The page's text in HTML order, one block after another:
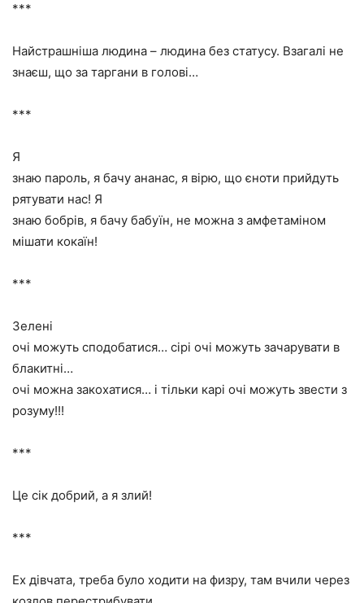
***
Найстрашніша людина – людина без статусу. Взагалі не
знаєш, що за таргани в голові…
***
Я
знаю пароль, я бачу ананас, я вірю, що єноти прийдуть
рятувати нас! Я
знаю бобрів, я бачу бабуїн, не можна з амфетаміном
мішати кокаїн!
***
Зелені
очі можуть сподобатися… сірі очі можуть зачарувати в
блакитні…
очі можна закохатися… і тільки карі очі можуть звести з
розуму!!!
***
Це сік добрий, а я злий!
***
Ех дівчата, треба було ходити на физру, там вчили через